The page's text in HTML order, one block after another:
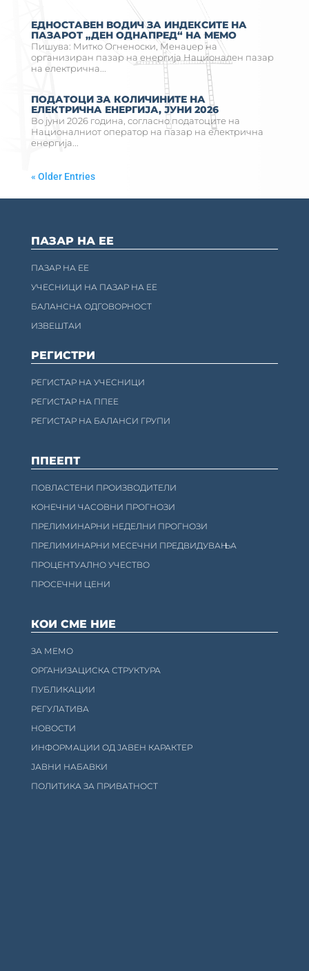
ЕДНОСТАВЕН ВОДИЧ ЗА ИНДЕКСИТЕ НА
ПАЗАРОТ „ДЕН ОДНАПРЕД“ НА МЕМО
Пишува: Митко Огненоски, Менаџер на
организиран пазар на енергија Национален пазар
на електрична...
ПОДАТОЦИ ЗА КОЛИЧИНИТЕ НА
ЕЛЕКТРИЧНА ЕНЕРГИЈА, ЈУНИ 2026
Во јуни 2026 година, согласно податоците на
Националниот оператор на пазар на електрична
енергија...
« Older Entries
ПАЗАР НА ЕЕ
ПАЗАР НА ЕЕ
УЧЕСНИЦИ НА ПАЗАР НА ЕЕ
БАЛАНСНА ОДГОВОРНОСТ
ИЗВЕШТАИ
РЕГИСТРИ
РЕГИСТАР НА УЧЕСНИЦИ
РЕГИСТАР НА ППЕЕ
РЕГИСТАР НА БАЛАНСИ ГРУПИ
ППЕЕПТ
ПОВЛАСТЕНИ ПРОИЗВОДИТЕЛИ
КОНЕЧНИ ЧАСОВНИ ПРОГНОЗИ
ПРЕЛИМИНАРНИ НЕДЕЛНИ ПРОГНОЗИ
ПРЕЛИМИНАРНИ МЕСЕЧНИ ПРЕДВИДУВАЊА
ПРОЦЕНТУАЛНО УЧЕСТВО
ПРОСЕЧНИ ЦЕНИ
КОИ СМЕ НИЕ
ЗА МЕМО
ОРГАНИЗАЦИСКА СТРУКТУРА
ПУБЛИКАЦИИ
РЕГУЛАТИВА
НОВОСТИ
ИНФОРМАЦИИ ОД ЈАВЕН КАРАКТЕР
ЈАВНИ НАБАВКИ
ПОЛИТИКА ЗА ПРИВАТНОСТ